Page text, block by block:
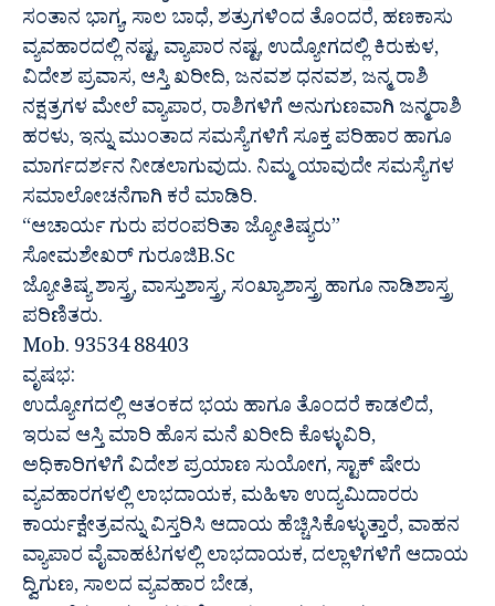
ಸಂತಾನ ಭಾಗ್ಯ, ಸಾಲ ಬಾಧೆ, ಶತ್ರುಗಳಿಂದ ತೊಂದರೆ, ಹಣಕಾಸು
ವ್ಯವಹಾರದಲ್ಲಿ ನಷ್ಟ, ವ್ಯಾಪಾರ ನಷ್ಟ, ಉದ್ಯೋಗದಲ್ಲಿ ಕಿರುಕುಳ,
ವಿದೇಶ ಪ್ರವಾಸ, ಆಸ್ತಿ ಖರೀದಿ, ಜನವಶ ಧನವಶ, ಜನ್ಮ ರಾಶಿ
ನಕ್ಷತ್ರಗಳ ಮೇಲೆ ವ್ಯಾಪಾರ, ರಾಶಿಗಳಿಗೆ ಅನುಗುಣವಾಗಿ ಜನ್ಮರಾಶಿ
ಹರಳು, ಇನ್ನು ಮುಂತಾದ ಸಮಸ್ಯೆಗಳಿಗೆ ಸೂಕ್ತ ಪರಿಹಾರ ಹಾಗೂ
ಮಾರ್ಗದರ್ಶನ ನೀಡಲಾಗುವುದು. ನಿಮ್ಮ ಯಾವುದೇ ಸಮಸ್ಯೆಗಳ
ಸಮಾಲೋಚನೆಗಾಗಿ ಕರೆ ಮಾಡಿರಿ.
“ಆಚಾರ್ಯ ಗುರು ಪರಂಪರಿತಾ ಜ್ಯೋತಿಷ್ಯರು”
ಸೋಮಶೇಖರ್ ಗುರೂಜಿB.Sc
ಜ್ಯೋತಿಷ್ಯ ಶಾಸ್ತ್ರ, ವಾಸ್ತುಶಾಸ್ತ್ರ, ಸಂಖ್ಯಾಶಾಸ್ತ್ರ ಹಾಗೂ ನಾಡಿಶಾಸ್ತ್ರ
ಪರಿಣಿತರು.
Mob. 93534 88403
ವೃಷಭ:
ಉದ್ಯೋಗದಲ್ಲಿ ಆತಂಕದ ಭಯ ಹಾಗೂ ತೊಂದರೆ ಕಾಡಲಿದೆ,
ಇರುವ ಆಸ್ತಿ ಮಾರಿ ಹೊಸ ಮನೆ ಖರೀದಿ ಕೊಳ್ಳುವಿರಿ,
ಅಧಿಕಾರಿಗಳಿಗೆ ವಿದೇಶ ಪ್ರಯಾಣ ಸುಯೋಗ, ಸ್ಟಾಕ್ ಷೇರು
ವ್ಯವಹಾರಗಳಲ್ಲಿ ಲಾಭದಾಯಕ, ಮಹಿಳಾ ಉದ್ಯಮಿದಾರರು
ಕಾರ್ಯಕ್ಷೇತ್ರವನ್ನು ವಿಸ್ತರಿಸಿ ಆದಾಯ ಹೆಚ್ಚಿಸಿಕೊಳ್ಳುತ್ತಾರೆ, ವಾಹನ
ವ್ಯಾಪಾರ ವೈವಾಹಟಗಳಲ್ಲಿ ಲಾಭದಾಯಕ, ದಲ್ಲಾಳಿಗಳಿಗೆ ಆದಾಯ
ದ್ವಿಗುಣ, ಸಾಲದ ವ್ಯವಹಾರ ಬೇಡ,